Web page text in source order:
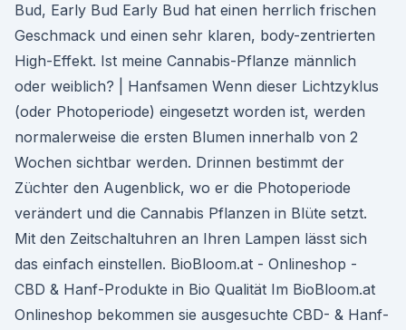
Bud, Early Bud Early Bud hat einen herrlich frischen
Geschmack und einen sehr klaren, body-zentrierten
High-Effekt. Ist meine Cannabis-Pflanze männlich
oder weiblich? | Hanfsamen Wenn dieser Lichtzyklus
(oder Photoperiode) eingesetzt worden ist, werden
normalerweise die ersten Blumen innerhalb von 2
Wochen sichtbar werden. Drinnen bestimmt der
Züchter den Augenblick, wo er die Photoperiode
verändert und die Cannabis Pflanzen in Blüte setzt.
Mit den Zeitschaltuhren an Ihren Lampen lässt sich
das einfach einstellen. BioBloom.at - Onlineshop -
CBD & Hanf-Produkte in Bio Qualität Im BioBloom.at
Onlineshop bekommen sie ausgesuchte CBD- & Hanf-